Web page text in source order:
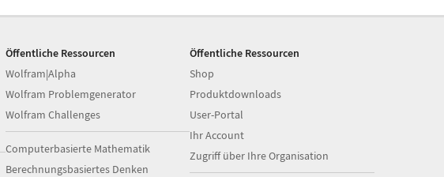
Öffentliche Ressourcen
Wolfram|Alpha
Wolfram Problemgenerator
Wolfram Challenges
Computerbasierte Mathematik
Berechnungsbasiertes Denken
Öffentliche Ressourcen
Shop
Produktdownloads
User-Portal
Ihr Account
Zugriff über Ihre Organisation